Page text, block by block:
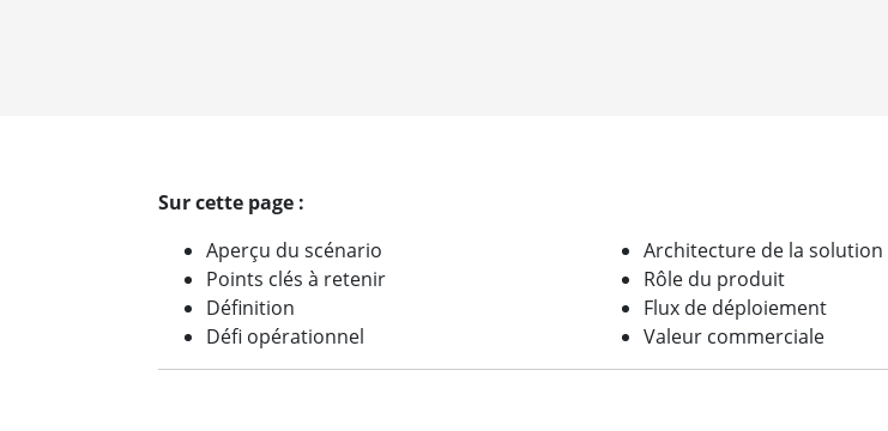
Sur cette page :
Aperçu du scénario
Points clés à retenir
Définition
Défi opérationnel
Architecture de la solution
Rôle du produit
Flux de déploiement
Valeur commerciale